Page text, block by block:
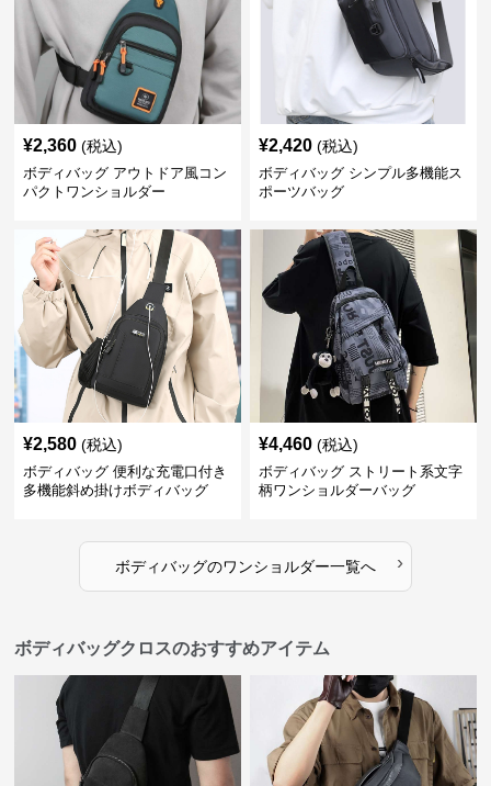
¥2,360 (税込)
ボディバッグ アウトドア風コン
パクトワンショルダー
¥2,420 (税込)
ボディバッグ シンプル多機能ス
ポーツバッグ
¥2,580 (税込)
ボディバッグ 便利な充電口付き
多機能斜め掛けボディバッグ
¥4,460 (税込)
ボディバッグ ストリート系文字
柄ワンショルダーバッグ
ボディバッグのワンショルダー一覧へ ›
ボディバッグクロスのおすすめアイテム